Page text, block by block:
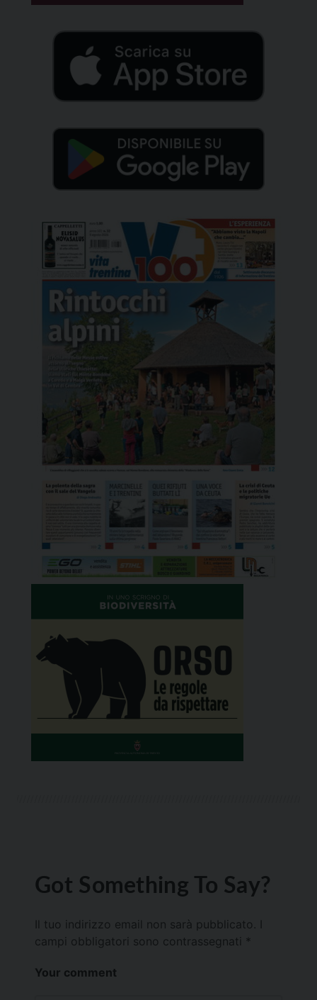
Got Something To Say?
Il tuo indirizzo email non sarà pubblicato.
campi obbligatori sono contrassegnati *
Your comment